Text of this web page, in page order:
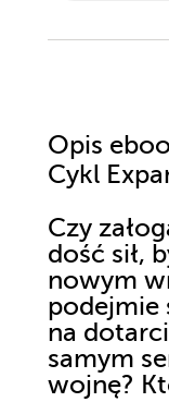
Opis
Cykl
Czy
dość sił,
nowym
podejmie
na
samym
wojnę?